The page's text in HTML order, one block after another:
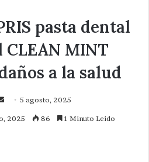
pasta dental
MINT
a la salud
Send5 agosto, 2025
2025 86 1 Minuto Leido